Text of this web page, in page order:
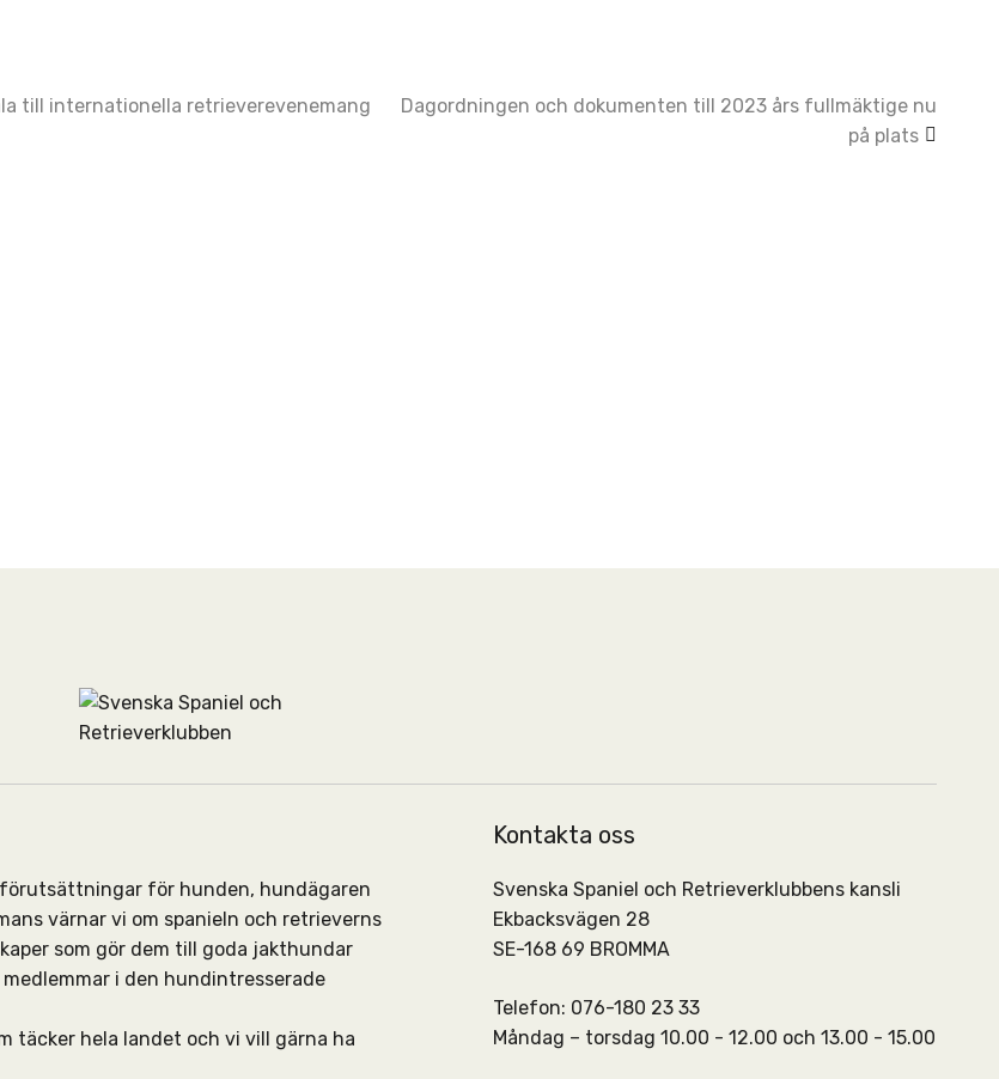
till internationella retrieverevenemang
Dagordningen och dokumenten till 2023 års fullmäktige nu
på plats
för hunden, hundägaren
värnar vi om spanieln och retrieverns
som gör dem till goda jakthundar
i den hundintresserade
täcker hela landet och vi vill gärna ha
Kontakta oss
Svenska Spaniel och Retrieverklubbens kansli
Ekbacksvägen 28
SE-168 69 BROMMA
Telefon: 076-180 23 33
Måndag – torsdag 10.00 - 12.00 och 13.00 - 15.00